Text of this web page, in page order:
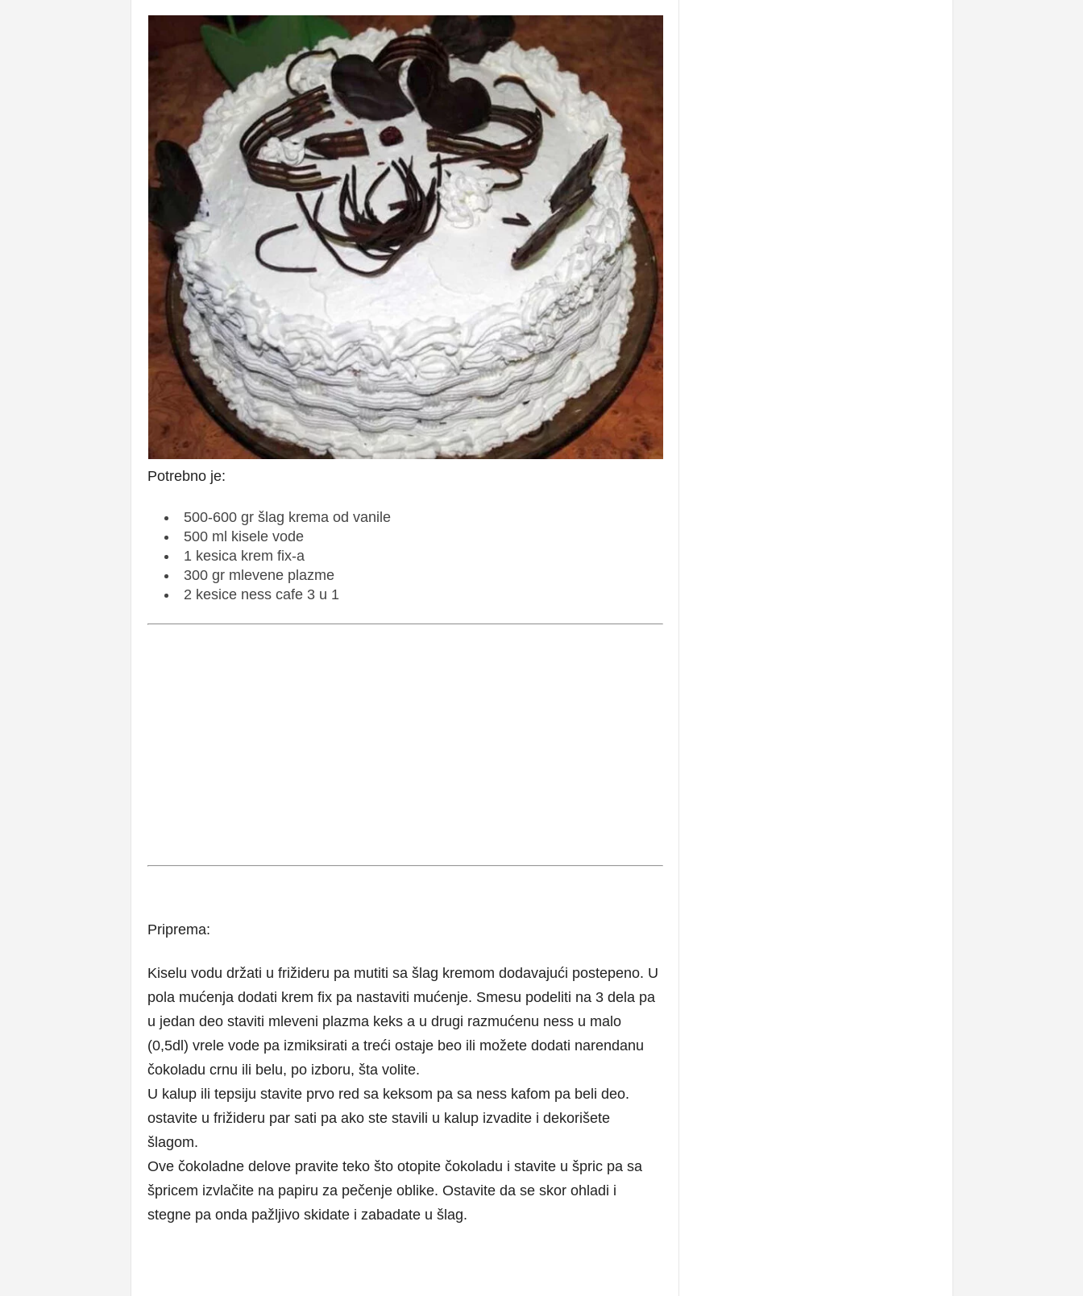
Potrebno je:
500-600 gr šlag krema od vanile
500 ml kisele vode
1 kesica krem fix-a
300 gr mlevene plazme
2 kesice ness cafe 3 u 1
Priprema:
Kiselu vodu držati u frižideru pa mutiti sa šlag kremom dodavajući postepeno. U
pola mućenja dodati krem fix pa nastaviti mućenje. Smesu podeliti na 3 dela pa
u jedan deo staviti mleveni plazma keks a u drugi razmućenu ness u malo
(0,5dl) vrele vode pa izmiksirati a treći ostaje beo ili možete dodati narendanu
čokoladu crnu ili belu, po izboru, šta volite.
U kalup ili tepsiju stavite prvo red sa keksom pa sa ness kafom pa beli deo.
ostavite u frižideru par sati pa ako ste stavili u kalup izvadite i dekorišete
šlagom.
Ove čokoladne delove pravite teko što otopite čokoladu i stavite u špric pa sa
špricem izvlačite na papiru za pečenje oblike. Ostavite da se skor ohladi i
stegne pa onda pažljivo skidate i zabadate u šlag.